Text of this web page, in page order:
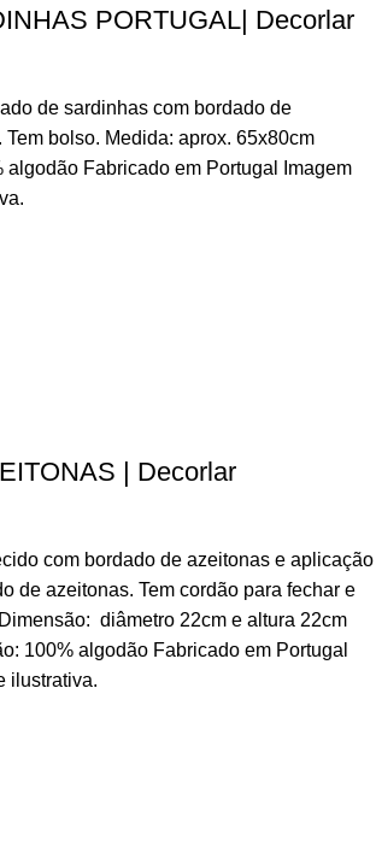
PORTUGAL| Decorlar
de sardinhas com bordado de
bolso. Medida: aprox. 65x80cm
algodão Fabricado em Portugal Imagem
| Decorlar
com bordado de azeitonas e aplicação
de azeitonas. Tem cordão para fechar e
diâmetro 22cm e altura 22cm
100% algodão Fabricado em Portugal
ilustrativa.